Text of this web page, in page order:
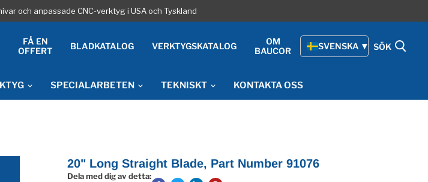
och anpassade CNC-verktyg i USA och Tyskland
FÅ EN
OFFERT
BLADKATALOG VERKTYGSKATALOG
OM
BAUCOR
SVENSKA SÖK
SPECIALARBETEN TEKNISKT KONTAKTA OSS
20" Long Straight Blade, Part Number 91076
Dela med dig av detta: